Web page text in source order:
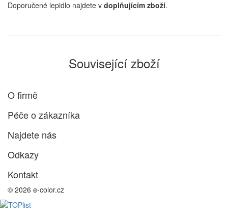
Doporučené lepidlo najdete v doplňujícím zboží.
Související zboží
O firmě
Péče o zákazníka
Najdete nás
Odkazy
Kontakt
© 2026 e-color.cz